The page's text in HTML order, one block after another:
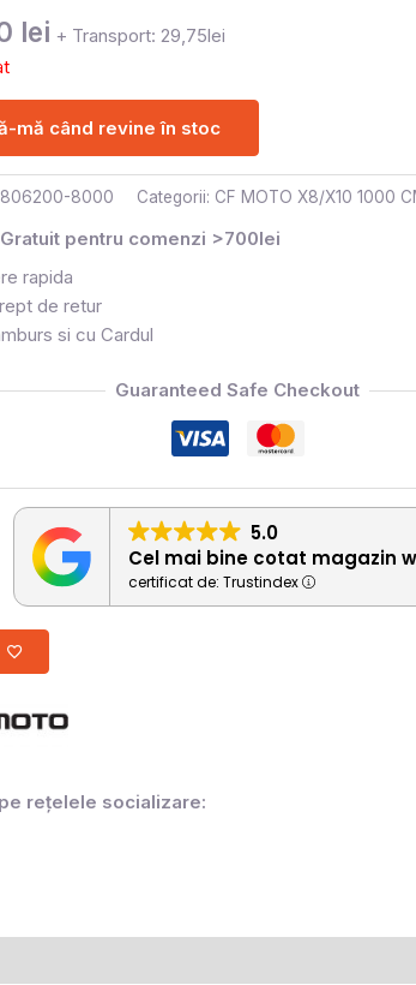
lei + Transport: 29,75lei
mă când revine în stoc
806200-8000 Categorii: CF MOTO X8/X10 1000
pentru comenzi >700lei
rapida
de retur
si cu Cardul
Guaranteed Safe Checkout
5.0
Cel mai bine cotat magazin
certificat de: Trustindex
rețelele socializare: